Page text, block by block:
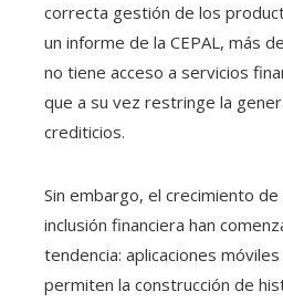
correcta gestión de los
un informe de la CEPAL, más
no tiene acceso a servicios
que a su vez restringe la
crediticios.
Sin embargo, el crecimiento
inclusión financiera han
tendencia: aplicaciones
permiten la construcción de